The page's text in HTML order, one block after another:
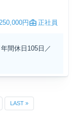
250,000円 正社員
間休日105日／
LAST »